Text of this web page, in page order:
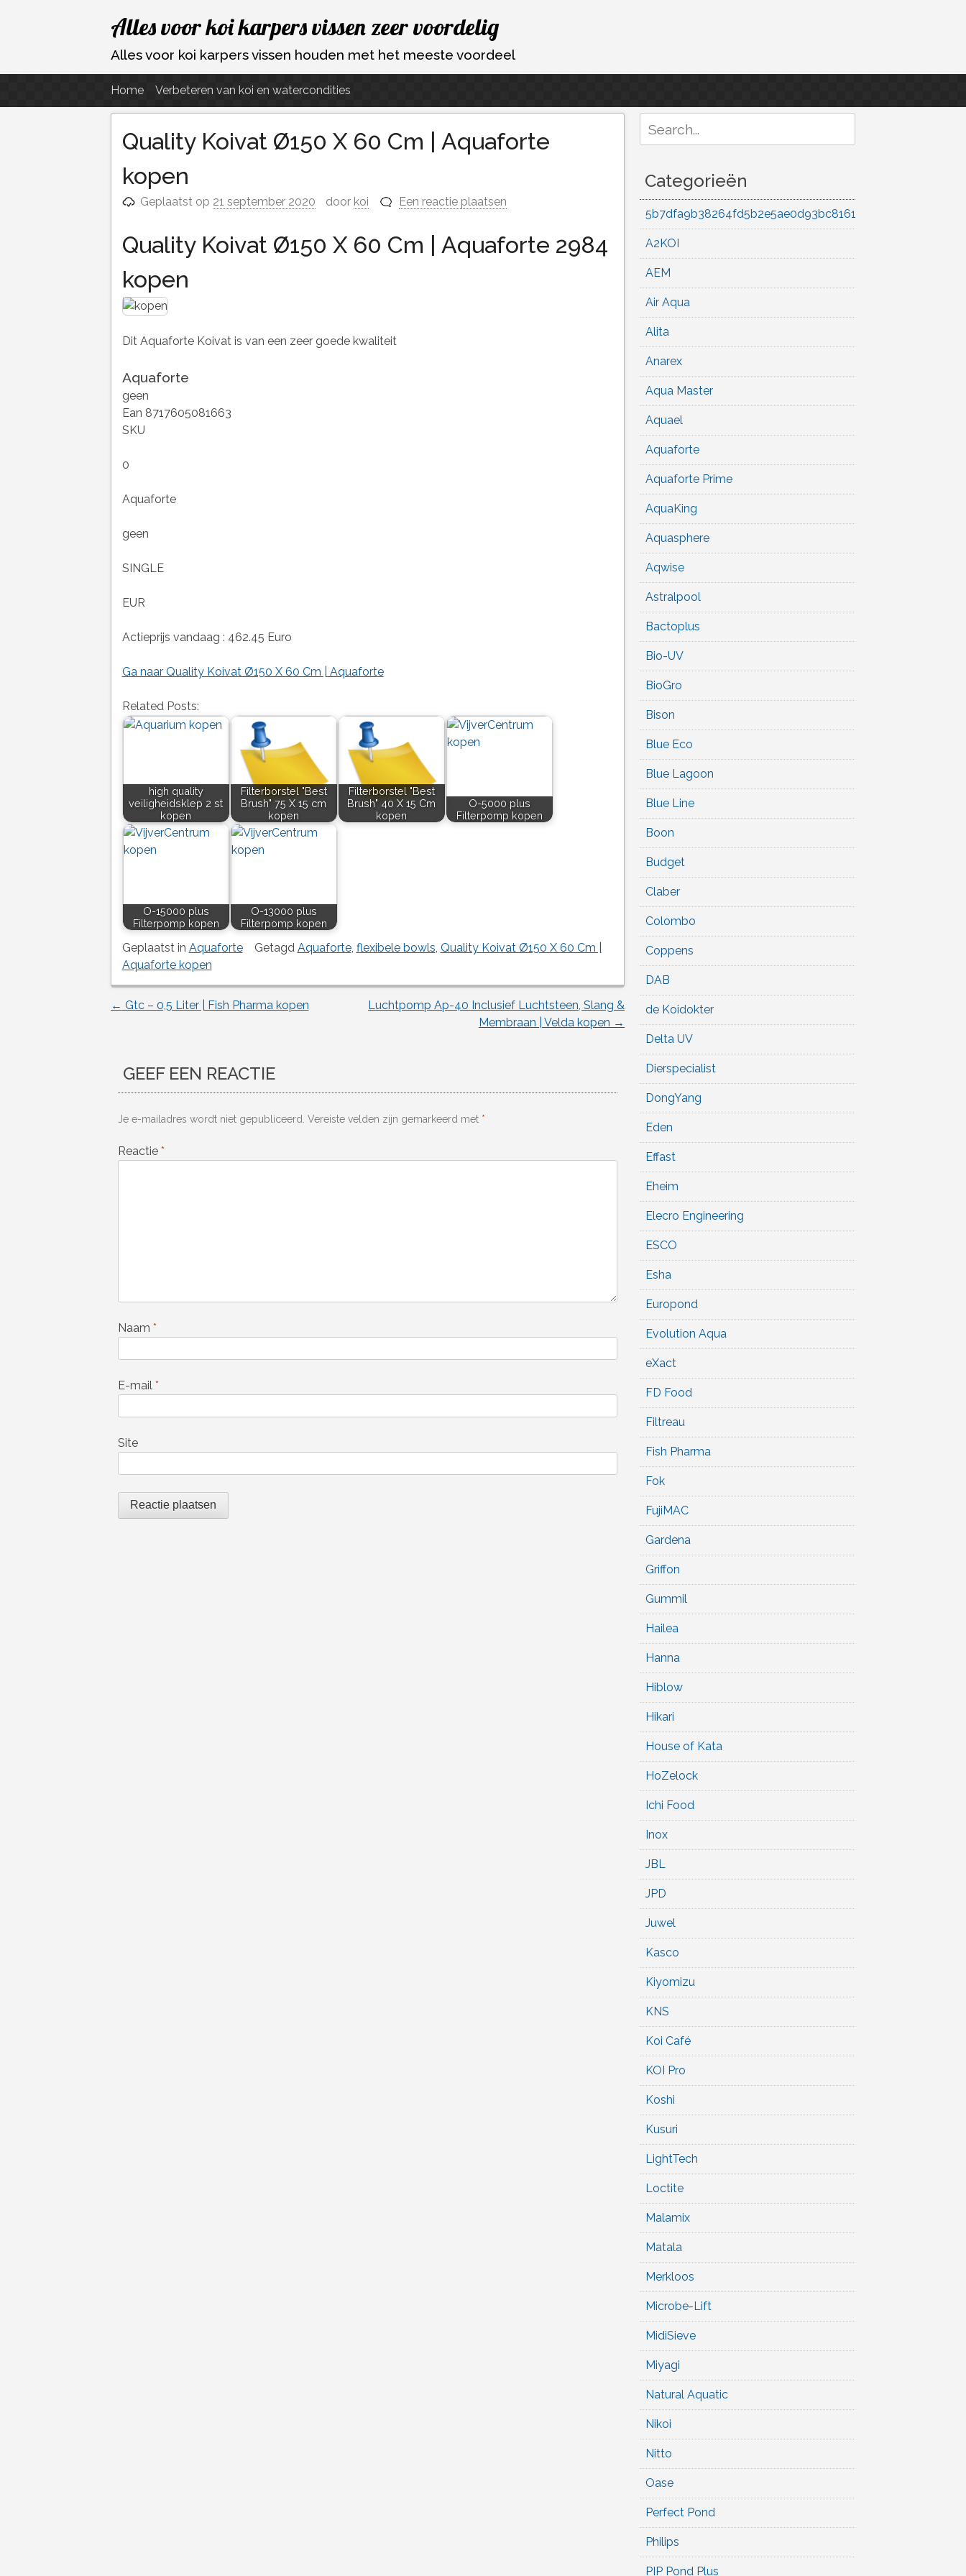
Ga
naar
de
Alles voor koi karpers vissen zeer voordelig
Alles voor koi karpers vissen houden met het meeste voordeel
Home Verbeteren van koi en watercondities
Quality Koivat Ø150 X 60 Cm | Aquaforte
kopen
Geplaatst op 21 september 2020 door koi Een reactie plaatsen
Quality Koivat Ø150 X 60 Cm | Aquaforte 2984
kopen
Dit Aquaforte Koivat is van een zeer goede kwaliteit
Aquaforte
geen
Ean 8717605081663
SKU
0
Aquaforte
geen
SINGLE
EUR
Actieprijs vandaag : 462.45 Euro
Ga naar Quality Koivat Ø150 X 60 Cm | Aquaforte
Related Posts:
high quality
veiligheidsklep 2 st
kopen
Filterborstel "Best
Brush" 75 X 15 cm
kopen
Filterborstel "Best
Brush" 40 X 15 Cm
kopen
O-5000 plus
Filterpomp kopen
O-15000 plus
Filterpomp kopen
O-13000 plus
Filterpomp kopen
Geplaatst in Aquaforte Getagd Aquaforte, flexibele bowls, Quality Koivat Ø150 X 60 Cm |
Aquaforte kopen
Berichtnavigatie
← Gtc – 0,5 Liter | Fish Pharma kopen
Luchtpomp Ap-40 Inclusief Luchtsteen, Slang &
Membraan | Velda kopen →
GEEF EEN REACTIE
Je e-mailadres wordt niet gepubliceerd. Vereiste velden zijn gemarkeerd met *
Reactie *
Naam *
E-mail *
Site
for:
Categorieën
5b7dfa9b38264fd5b2e5ae0d93bc8161
A2KOI
AEM
Air Aqua
Alita
Anarex
Aqua Master
Aquael
Aquaforte
Aquaforte Prime
AquaKing
Aquasphere
Aqwise
Astralpool
Bactoplus
Bio-UV
BioGro
Bison
Blue Eco
Blue Lagoon
Blue Line
Boon
Budget
Claber
Colombo
Coppens
DAB
de Koidokter
Delta UV
Dierspecialist
DongYang
Eden
Effast
Eheim
Elecro Engineering
ESCO
Esha
Europond
Evolution Aqua
eXact
FD Food
Filtreau
Fish Pharma
Fok
FujiMAC
Gardena
Griffon
Gummil
Hailea
Hanna
Hiblow
Hikari
House of Kata
HoZelock
Ichi Food
Inox
JBL
JPD
Juwel
Kasco
Kiyomizu
KNS
Koi Café
KOI Pro
Koshi
Kusuri
LightTech
Loctite
Malamix
Matala
Merkloos
Microbe-Lift
MidiSieve
Miyagi
Natural Aquatic
Nikoi
Nitto
Oase
Perfect Pond
Philips
PIP Pond Plus